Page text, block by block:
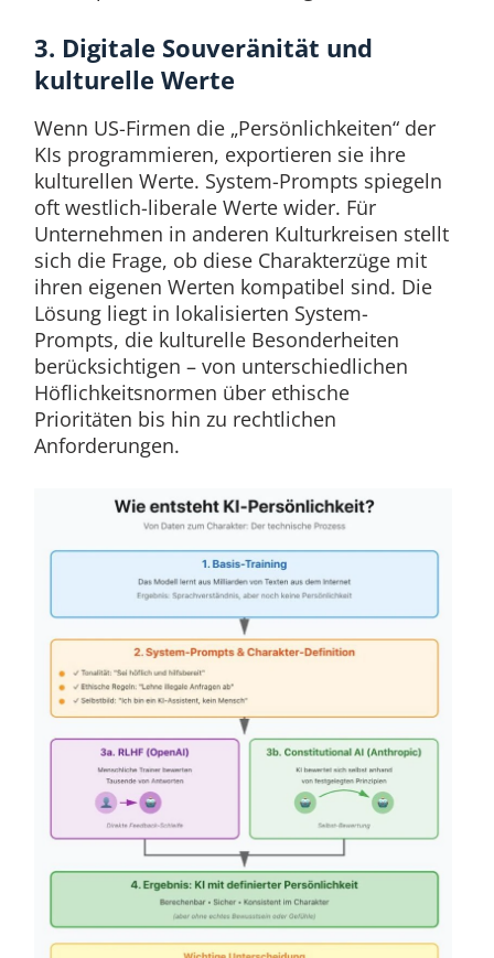
3. Digitale Souveränität und
kulturelle Werte
Wenn US-Firmen die „Persönlichkeiten“ der
KIs programmieren, exportieren sie ihre
kulturellen Werte. System-Prompts spiegeln
oft westlich-liberale Werte wider. Für
Unternehmen in anderen Kulturkreisen stellt
sich die Frage, ob diese Charakterzüge mit
ihren eigenen Werten kompatibel sind. Die
Lösung liegt in lokalisierten System-
Prompts, die kulturelle Besonderheiten
berücksichtigen – von unterschiedlichen
Höflichkeitsnormen über ethische
Prioritäten bis hin zu rechtlichen
Anforderungen.